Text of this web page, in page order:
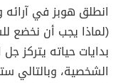
انطلق هوبز في
(لماذا يجب أن نخضع
بدايات حياته يتركز
الشخصية، وبالتالي